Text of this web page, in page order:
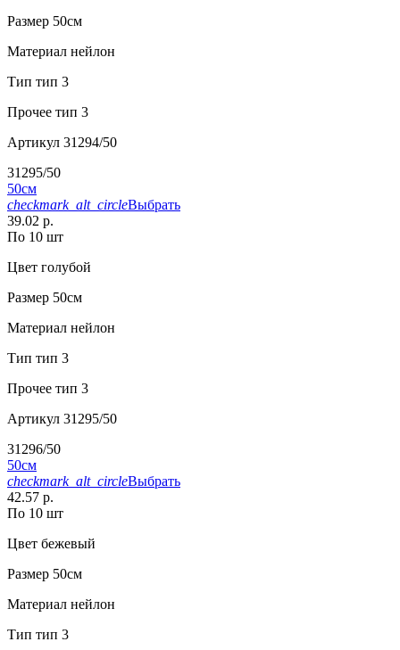
Размер 50см
Материал нейлон
Тип тип 3
Прочее тип 3
Артикул 31294/50
31295/50
50см
checkmark_alt_circleВыбрать
39.02 р.
По 10 шт
Цвет голубой
Размер 50см
Материал нейлон
Тип тип 3
Прочее тип 3
Артикул 31295/50
31296/50
50см
checkmark_alt_circleВыбрать
42.57 р.
По 10 шт
Цвет бежевый
Размер 50см
Материал нейлон
Тип тип 3